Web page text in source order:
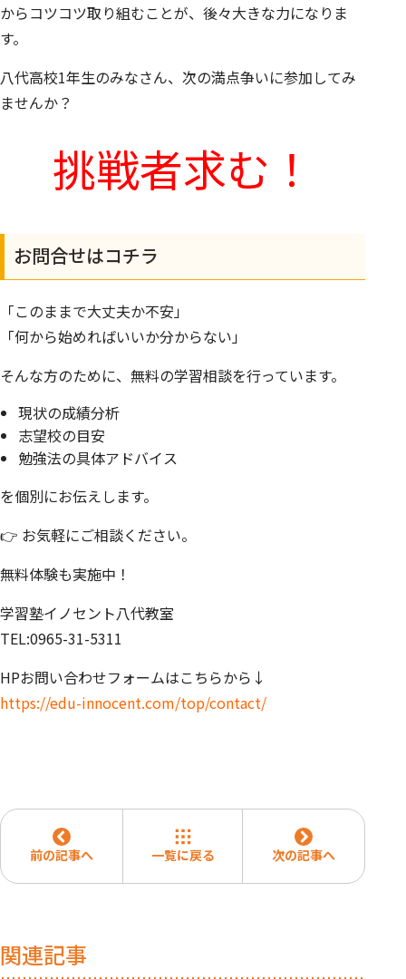
からコツコツ取り組むことが、後々大きな力になりま
す。
八代高校1年生のみなさん、次の満点争いに参加してみ
ませんか？
挑戦者求む！
お問合せはコチラ
「このままで大丈夫か不安」
「何から始めればいいか分からない」
そんな方のために、 無料の学習相談を行っています。
現状の成績分析
志望校の目安
勉強法の具体アドバイス
を個別にお伝えします。
👉 お気軽にご相談ください。
無料体験も実施中！
学習塾イノセント八代教室
TEL:0965-31-5311
HPお問い合わせフォームはこちらから↓
https://edu-innocent.com/top/contact/
前の記事へ 一覧に戻る 次の記事へ
関連記事